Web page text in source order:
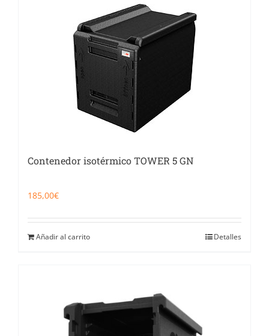
Contenedor isotérmico TOWER 5 GN
185,00€
Añadir al carrito Detalles